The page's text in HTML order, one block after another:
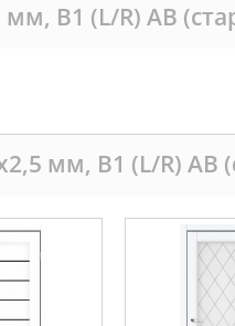
B1 (L/R) AB
мм, B1 (L/R) AB